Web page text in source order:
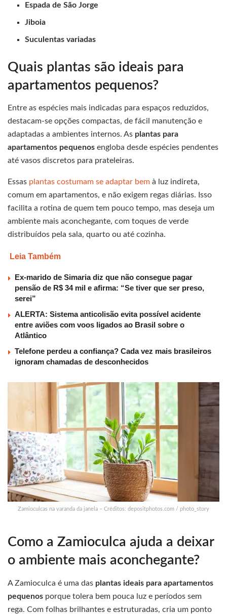
Espada de São Jorge
Jiboia
Suculentas variadas
Quais plantas são ideais para
apartamentos pequenos?
Entre as espécies mais indicadas para espaços reduzidos,
destacam-se opções compactas, de fácil manutenção e
adaptadas a ambientes internos. As plantas para
apartamentos pequenos engloba desde espécies pendentes
até vasos discretos para prateleiras.
Essas plantas costumam se adaptar bem à luz indireta,
comum em apartamentos, e não exigem regas diárias. Isso
facilita a rotina de quem tem pouco tempo, mas deseja um
ambiente mais aconchegante, com toques de verde
distribuídos pela sala, quarto ou até cozinha.
Leia Também
Ex-marido de Simaria diz que não consegue pagar
pensão de R$ 34 mil e afirma: “Se tiver que ser preso,
serei”
ALERTA: Sistema anticolisão evita possível acidente
entre aviões com voos ligados ao Brasil sobre o
Atlântico
Telefone perdeu a confiança? Cada vez mais brasileiros
ignoram chamadas de desconhecidos
Zamioculcas na varanda da janela – Créditos: depositphotos.com / photo_story
Como a Zamioculca ajuda a deixar
o ambiente mais aconchegante?
A Zamioculca é uma das plantas ideais para apartamentos
pequenos porque tolera bem pouca luz e períodos sem
rega. Com folhas brilhantes e estruturadas, cria um ponto